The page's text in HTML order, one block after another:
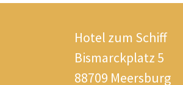
Hotel zum Schiff
Bismarckplatz 5
88709 Meersburg